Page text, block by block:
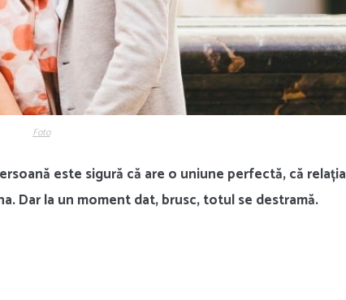
Foto
este sigură că are o uniune perfectă, că relația
Dar la un moment dat, brusc, totul se destramă.